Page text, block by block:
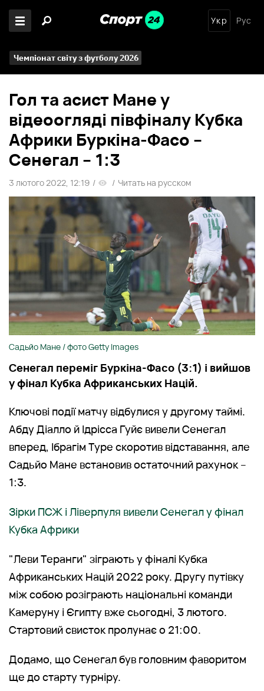
Укр Рус
Чемпіонат світу з футболу 2026
Гол та асист Мане у
відеоогляді півфіналу Кубка
Африки Буркіна-Фасо –
Сенегал – 1:3
3 лютого 2022, 12:19 / / Читать на русском
Садьйо Мане / фото Getty Images
Сенегал переміг Буркіна-Фасо (3:1) і вийшов
у фінал Кубка Африканських Націй.
Ключові події матчу відбулися у другому таймі.
Абду Діалло й Ідрісса Гуйє вивели Сенегал
вперед, Ібрагім Туре скоротив відставання, але
Садьйо Мане встановив остаточний рахунок –
1:3.
Зірки ПСЖ і Ліверпуля вивели Сенегал у фінал
Кубка Африки
"Леви Теранги" зіграють у фіналі Кубка
Африканських Націй 2022 року. Другу путівку
між собою розіграють національні команди
Камеруну і Єгипту вже сьогодні, 3 лютого.
Стартовий свисток пролунає о 21:00.
Додамо, що Сенегал був головним фаворитом
ще до старту турніру.